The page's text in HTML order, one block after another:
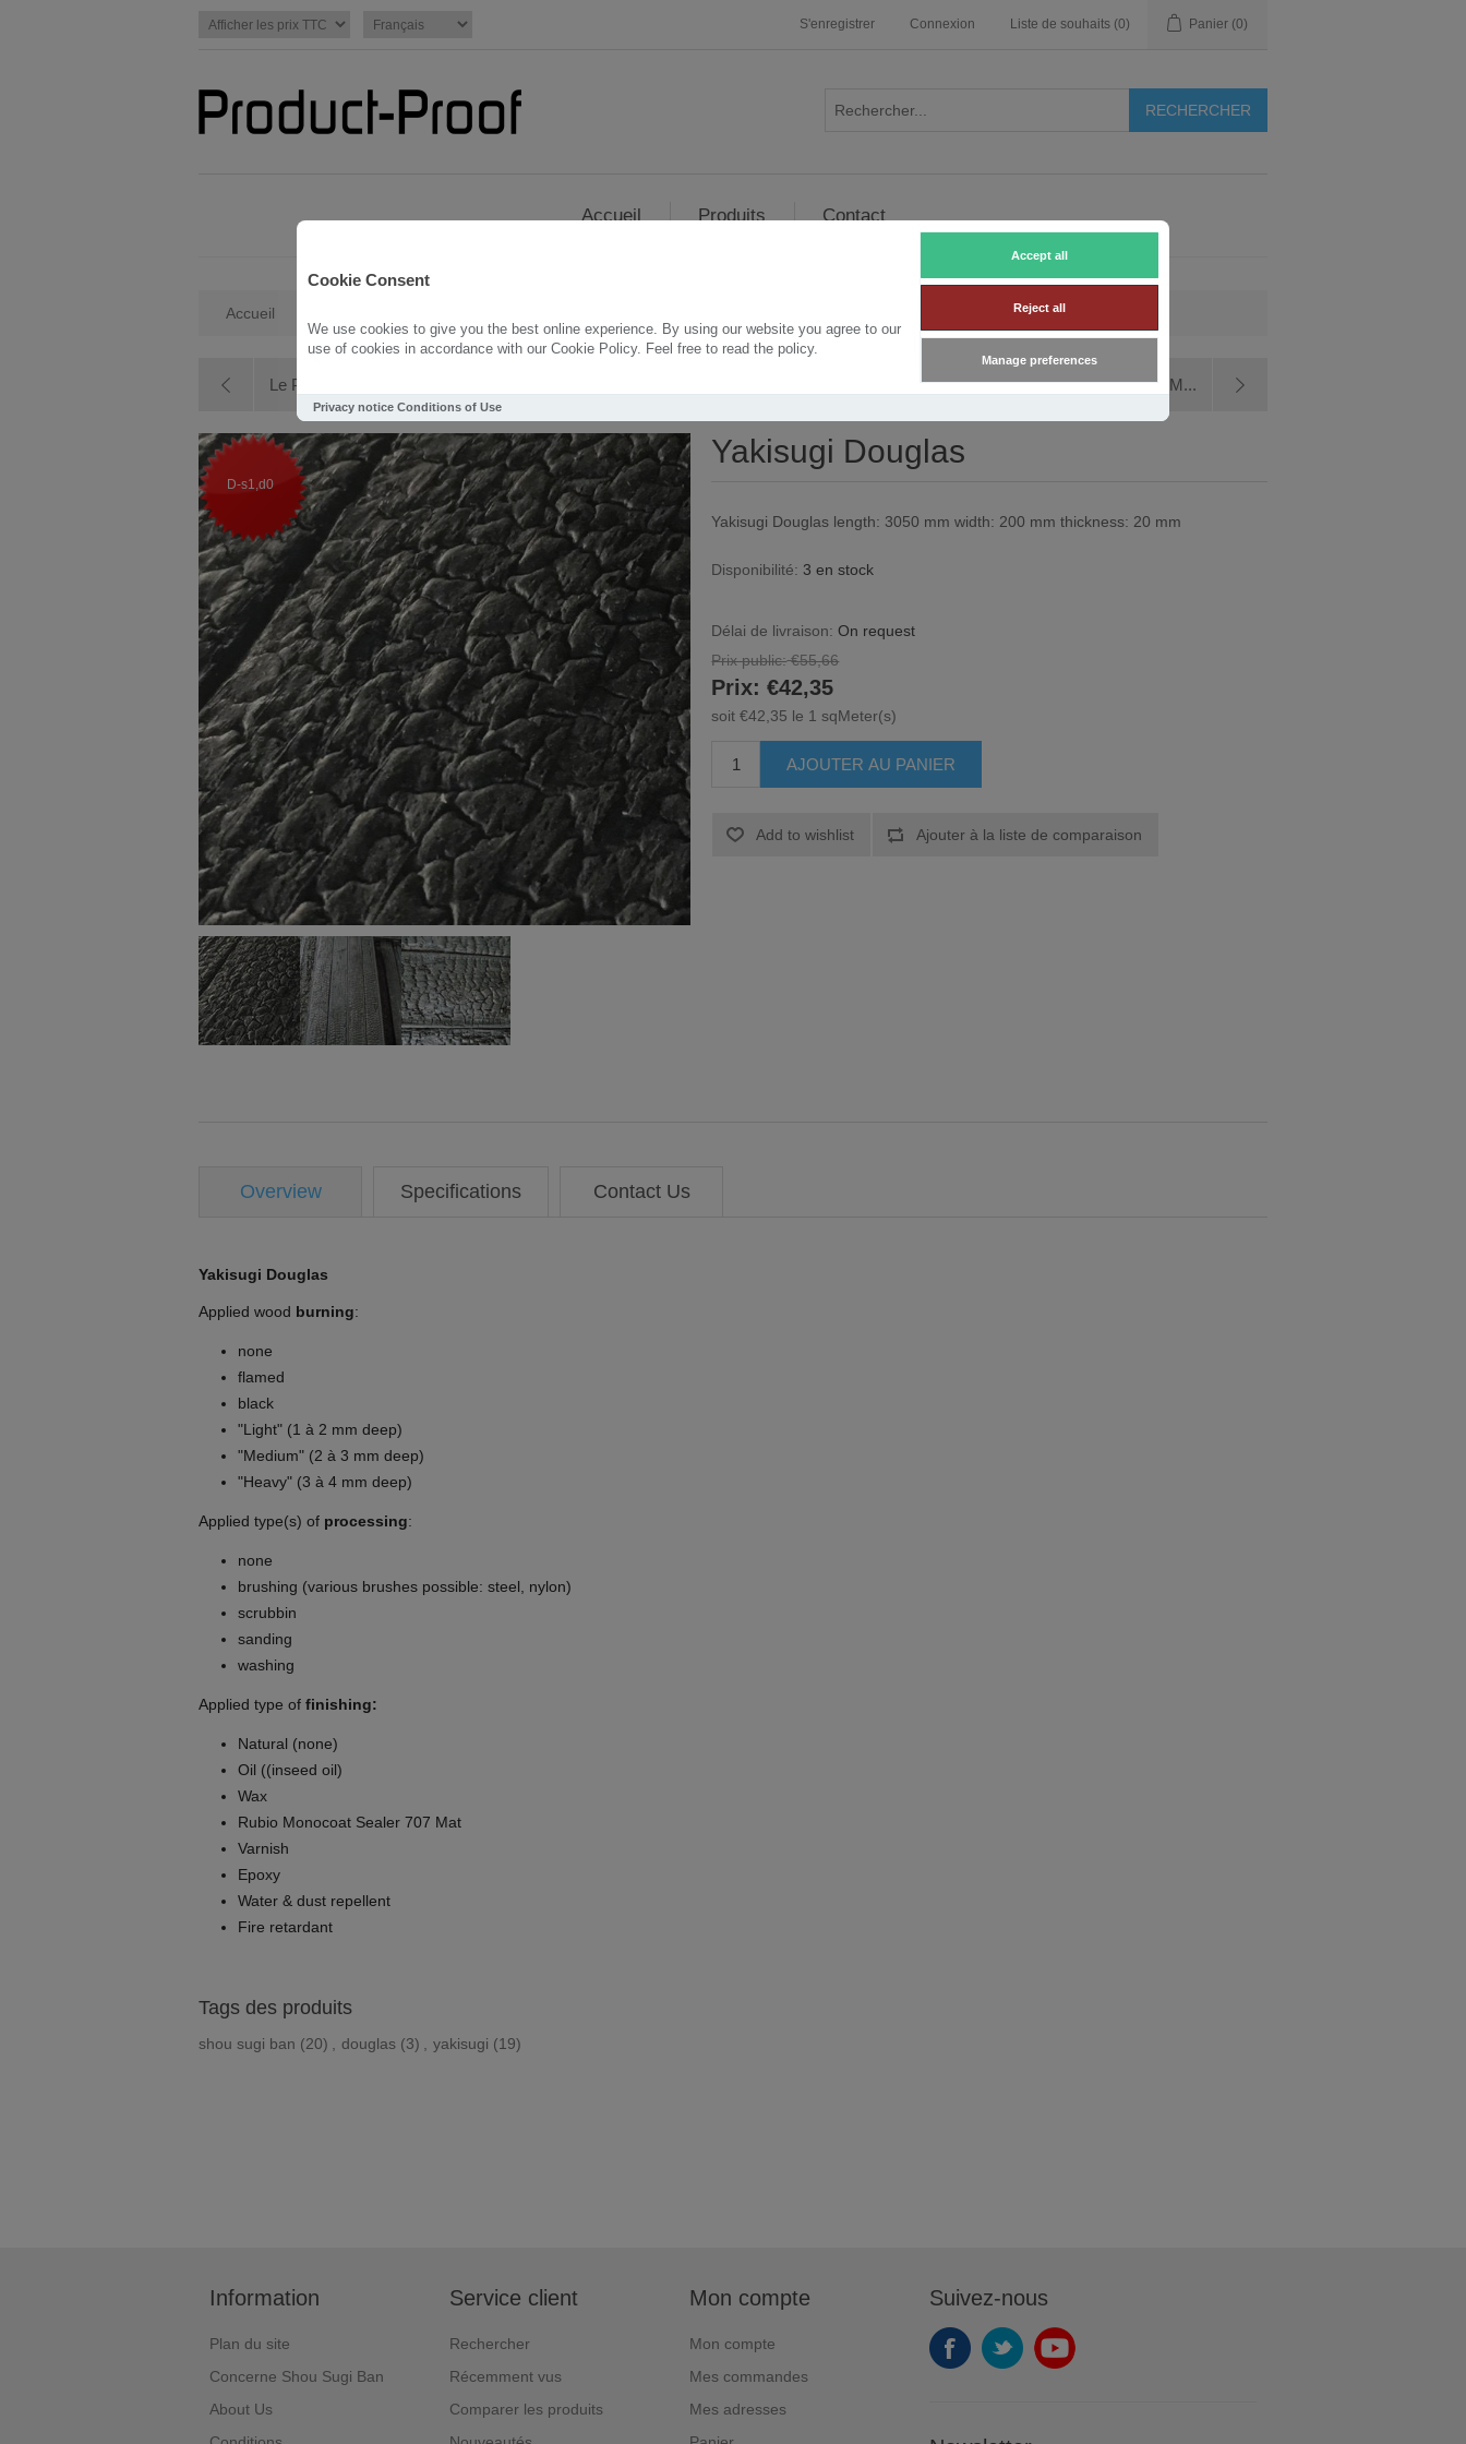
Cookie Consent
We use cookies to give you the best online experience. By using our website you agree to our
use of cookies in accordance with our Cookie Policy. Feel free to read the policy.
Accept all
Reject all
Manage preferences
Privacy notice Conditions of Use
S'enregistrer Connexion Liste de souhaits (0) Panier (0)
Accueil Produits Contact
Accueil
Le Protecteur Bois Brûlé PB... Rubio Monocoat Sealer 707 M...
D-s1,d0
Yakisugi Douglas
Yakisugi Douglas length: 3050 mm width: 200 mm thickness: 20 mm
Disponibilité: 3 en stock
Délai de livraison: On request
Prix public: €55,66
Prix: €42,35
soit €42,35 le 1 sqMeter(s)
Overview Specifications Contact Us
Yakisugi Douglas
Applied wood burning:
none
flamed
black
"Light" (1 à 2 mm deep)
"Medium" (2 à 3 mm deep)
"Heavy" (3 à 4 mm deep)
Applied type(s) of processing:
none
brushing (various brushes possible: steel, nylon)
scrubbin
sanding
washing
Applied type of finishing:
Natural (none)
Oil ((inseed oil)
Wax
Rubio Monocoat Sealer 707 Mat
Varnish
Epoxy
Water & dust repellent
Fire retardant
Tags des produits
shou sugi ban (20) douglas (3) yakisugi (19)
Information
Plan du site
Concerne Shou Sugi Ban
About Us
Service client
Rechercher
Récemment vus
Comparer les produits
Mon compte
Mon compte
Mes commandes
Mes adresses
Suivez-nous